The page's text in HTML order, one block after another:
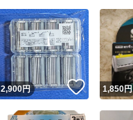
ね！
2,900円 いいね！
1,850円